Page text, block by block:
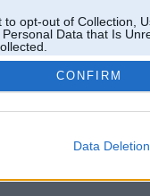
to opt-out of Collection,
Data that Is
Out
CONFIRM
Data Deletion
un nav saistīts ar